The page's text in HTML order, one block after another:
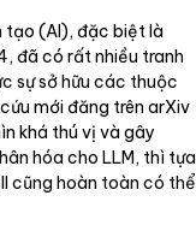
tạo (AI), đặc biệt là
đã có rất nhiều tranh
sự sở hữu các thuộc
mới đăng trên arXiv
khá thú vị và gây
hóa cho LLM, thì tựa
cũng hoàn toàn có thể